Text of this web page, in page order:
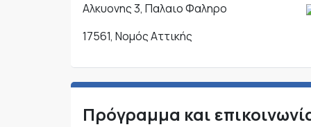
Αλκυονης 3, Παλαιο Φαληρο
17561, Νομός Αττικής
Πρόγραμμα και